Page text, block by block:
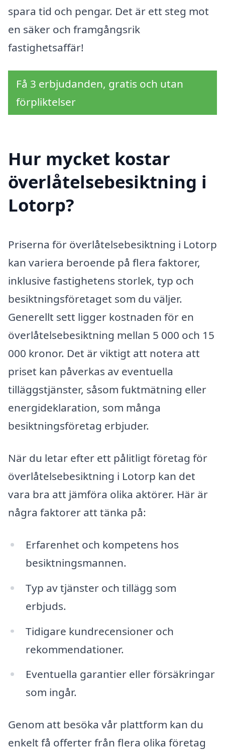
spara tid och pengar. Det är ett steg mot
en säker och framgångsrik
fastighetsaffär!
Få 3 erbjudanden, gratis och utan
förpliktelser
Hur mycket kostar
överlåtelsebesiktning i
Lotorp?
Priserna för överlåtelsebesiktning i Lotorp
kan variera beroende på flera faktorer,
inklusive fastighetens storlek, typ och
besiktningsföretaget som du väljer.
Generellt sett ligger kostnaden för en
överlåtelsebesiktning mellan 5 000 och 15
000 kronor. Det är viktigt att notera att
priset kan påverkas av eventuella
tilläggstjänster, såsom fuktmätning eller
energideklaration, som många
besiktningsföretag erbjuder.
När du letar efter ett pålitligt företag för
överlåtelsebesiktning i Lotorp kan det
vara bra att jämföra olika aktörer. Här är
några faktorer att tänka på:
Erfarenhet och kompetens hos
besiktningsmannen.
Typ av tjänster och tillägg som
erbjuds.
Tidigare kundrecensioner och
rekommendationer.
Eventuella garantier eller försäkringar
som ingår.
Genom att besöka vår plattform kan du
enkelt få offerter från flera olika företag